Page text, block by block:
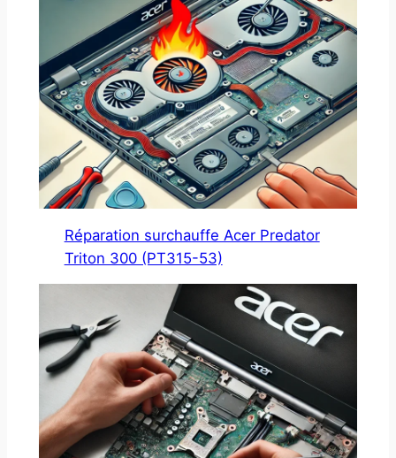
Réparation surchauffe Acer Predator
Triton 300 (PT315-53)